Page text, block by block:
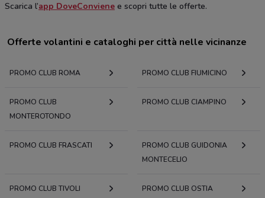
Scarica l’app DoveConviene e scopri tutte le offerte.
Offerte volantini e cataloghi per città nelle vicinanze
PROMO CLUB ROMA PROMO CLUB FIUMICINO
PROMO CLUB
MONTEROTONDO
PROMO CLUB CIAMPINO
PROMO CLUB FRASCATI
PROMO CLUB GUIDONIA
MONTECELIO
PROMO CLUB TIVOLI PROMO CLUB OSTIA